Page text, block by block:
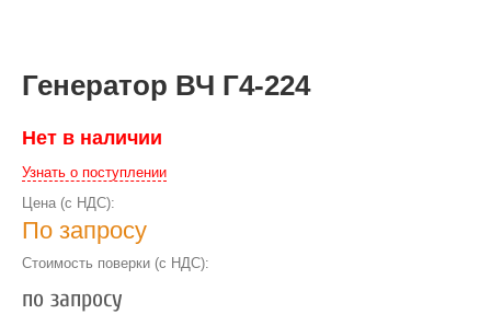
Генератор ВЧ Г4-224
Нет в наличии
Узнать о поступлении
Цена (с НДС):
По запросу
Стоимость поверки (с НДС):
по запросу